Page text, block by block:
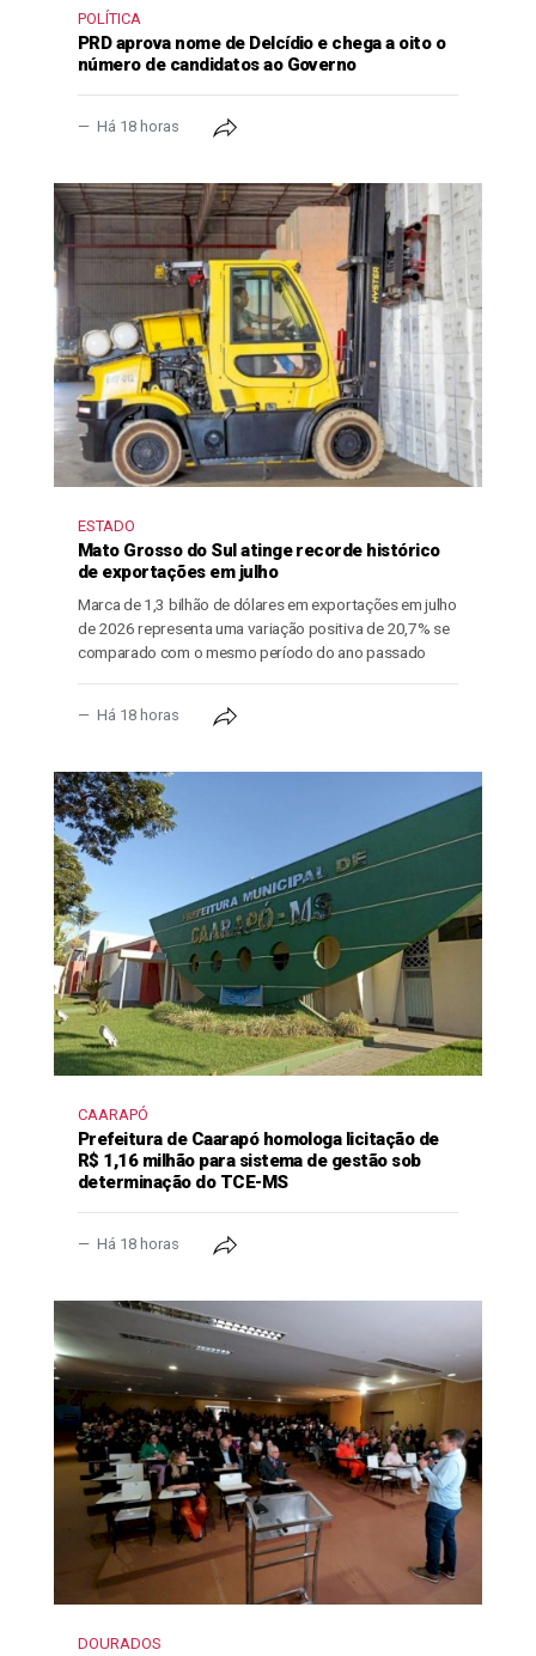
POLÍTICA
PRD aprova nome de Delcídio e chega a oito o
número de candidatos ao Governo
Há 18 horas
ESTADO
Mato Grosso do Sul atinge recorde histórico
de exportações em julho
Marca de 1,3 bilhão de dólares em exportações em julho
de 2026 representa uma variação positiva de 20,7% se
comparado com o mesmo período do ano passado
Há 18 horas
CAARAPÓ
Prefeitura de Caarapó homologa licitação de
R$ 1,16 milhão para sistema de gestão sob
determinação do TCE-MS
Há 18 horas
DOURADOS